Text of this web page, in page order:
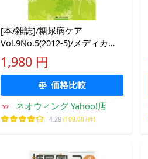
[本/雑誌]/糖尿病ケア
Vol.9No.5(2012-5)/メディカ出
版(単行本・ムック)
1,980 円
価格比較
ネオウィング Yahoo!店
4.28 (109,007件)